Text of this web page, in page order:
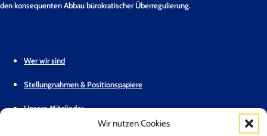
Wir nutzen Cookies
den konsequenten Abbau bürokratischer Überregulierung.
Wer wir sind
Stellungnahmen & Positionspapiere
Unsere Mitglieder